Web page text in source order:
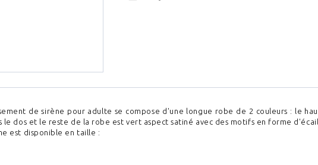
de sirène pour adulte se compose d'une longue robe de 2 couleurs : le
le dos et le reste de la robe est vert aspect satiné avec des motifs en forme
est disponible en taille :